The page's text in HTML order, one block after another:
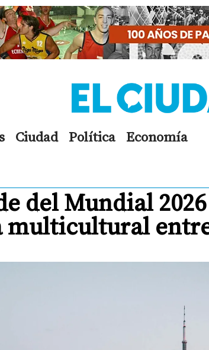
Ciudad Política Economía
del Mundial
multicultural